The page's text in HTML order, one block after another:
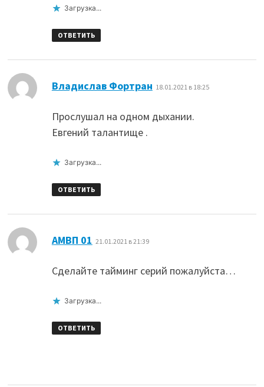
Загрузка...
ОТВЕТИТЬ
Владислав Фортран 18.01.2021 в 18:25
Прослушал на одном дыхании.
Евгений талантище .
Загрузка...
ОТВЕТИТЬ
АМВП 01 21.01.2021 в 21:39
Сделайте тайминг серий пожалуйста…
Загрузка...
ОТВЕТИТЬ